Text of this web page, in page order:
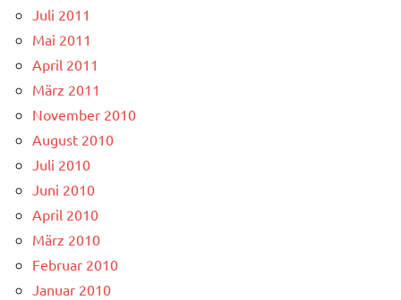
Juli 2011
Mai 2011
April 2011
März 2011
November 2010
August 2010
Juli 2010
Juni 2010
April 2010
März 2010
Februar 2010
Januar 2010